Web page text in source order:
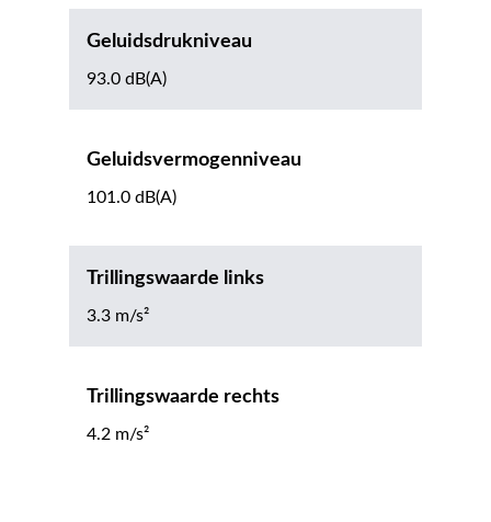
Geluidsdrukniveau
93.0 dB(A)
Geluidsvermogenniveau
101.0 dB(A)
Trillingswaarde links
3.3 m/s²
Trillingswaarde rechts
4.2 m/s²